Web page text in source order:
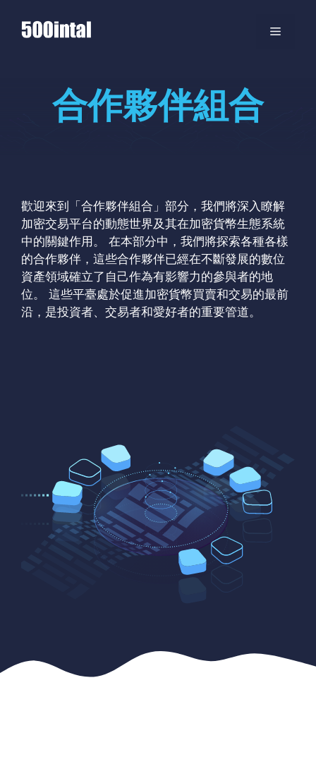
選
合作夥伴組合
歡迎來到「合作夥伴組合」部分，我們將深入瞭解
加密交易平台的動態世界及其在加密貨幣生態系統
中的關鍵作用。 在本部分中，我們將探索各種各樣
的合作夥伴，這些合作夥伴已經在不斷發展的數位
資產領域確立了自己作為有影響力的參與者的地
位。 這些平臺處於促進加密貨幣買賣和交易的最前
沿，是投資者、交易者和愛好者的重要管道。